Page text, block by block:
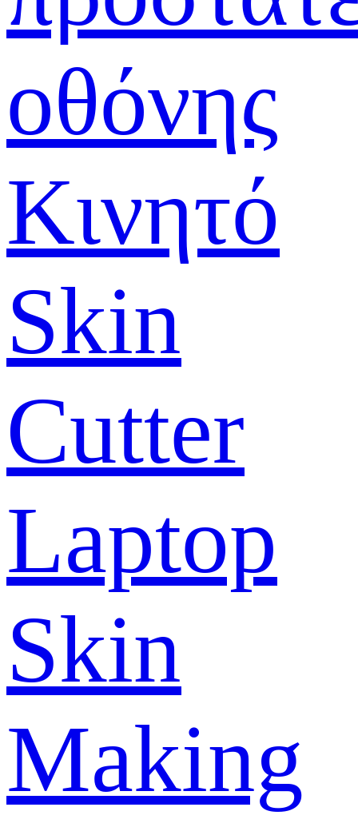
οθόνης
Κινητό
Skin
Cutter
Laptop
Skin
Making